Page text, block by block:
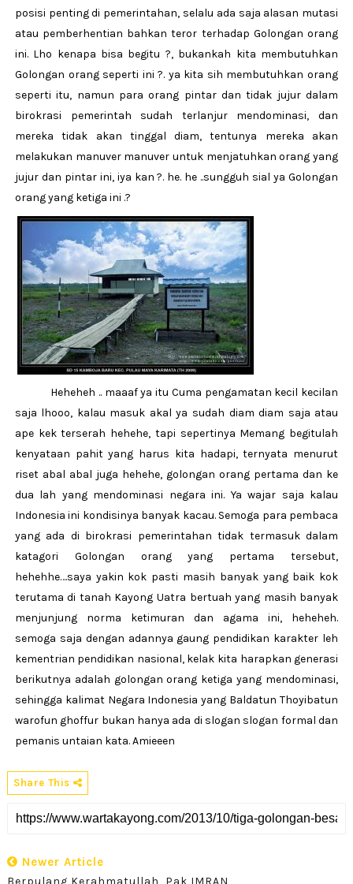
posisi penting di pemerintahan, selalu ada saja alasan mutasi
atau pemberhentian bahkan teror terhadap Golongan orang
ini. Lho kenapa bisa begitu ?, bukankah kita membutuhkan
Golongan orang seperti ini ?. ya kita sih membutuhkan orang
seperti itu, namun para orang pintar dan tidak jujur dalam
birokrasi pemerintah sudah terlanjur mendominasi, dan
mereka tidak akan tinggal diam, tentunya mereka akan
melakukan manuver manuver untuk menjatuhkan orang yang
jujur dan pintar ini, iya kan ?. he. he ..sungguh sial ya Golongan
orang yang ketiga ini .?
Heheheh .. maaaf ya itu Cuma pengamatan kecil kecilan
saja lhooo, kalau masuk akal ya sudah diam diam saja atau
ape kek terserah hehehe, tapi sepertinya Memang begitulah
kenyataan pahit yang harus kita hadapi, ternyata menurut
riset abal abal juga hehehe, golongan orang pertama dan ke
dua lah yang mendominasi negara ini. Ya wajar saja kalau
Indonesia ini kondisinya banyak kacau. Semoga para pembaca
yang ada di birokrasi pemerintahan tidak termasuk dalam
katagori Golongan orang yang pertama tersebut,
hehehhe….saya yakin kok pasti masih banyak yang baik kok
terutama di tanah Kayong Uatra bertuah yang masih banyak
menjunjung norma ketimuran dan agama ini, heheheh.
semoga saja dengan adannya gaung pendidikan karakter leh
kementrian pendidikan nasional, kelak kita harapkan generasi
berikutnya adalah golongan orang ketiga yang mendominasi,
sehingga kalimat Negara Indonesia yang Baldatun Thoyibatun
warofun ghoffur bukan hanya ada di slogan slogan formal dan
pemanis untaian kata. Amieeen
Share This
Newer Article
Berpulang Kerahmatullah, Pak IMRAN